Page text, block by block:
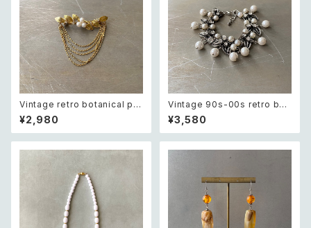
Vintage retro botanical pe
arl×bijou brooch レトロ ヴィ
ンテージ アクセサリー ボタニカ
ル パール×ビジュー ドレープ チ
¥2,980
Vintage 90s-00s retro bot
anical crystal bijou×pearl
bracelet レトロ ヴィンテージ
アクセサリー ボタニカル クリス
¥3,580